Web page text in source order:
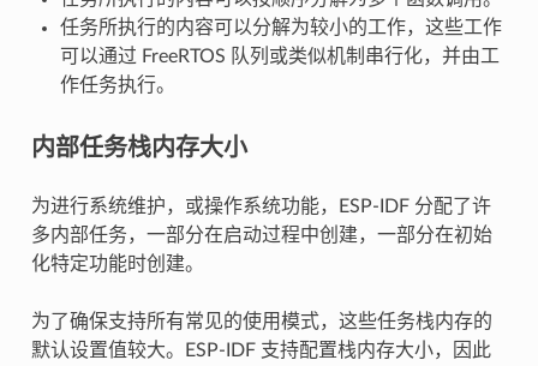
任务所执行的内容可以分解为较小的工作，这些工作
可以通过 FreeRTOS 队列或类似机制串行化，并由工
作任务执行。
内部任务栈内存大小
为进行系统维护，或操作系统功能，ESP-IDF 分配了许
多内部任务，一部分在启动过程中创建，一部分在初始
化特定功能时创建。
为了确保支持所有常见的使用模式，这些任务栈内存的
默认设置值较大。ESP-IDF 支持配置栈内存大小，因此